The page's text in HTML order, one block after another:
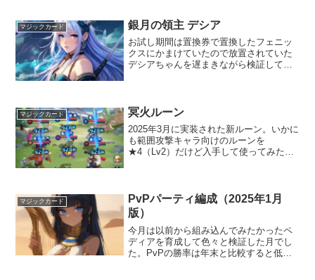
クリスタ概要制御されて...
マジックカード 銀月の領主 デシア
お試し期間は置換券で置換したフェニッ
クスにかまけていたので放置されていた
デシアちゃんを遅まきながら検証してみ
と怒気というシステムと超...
マジックカード 冥火ルーン
2025年3月に実装された新ルーン。いかに
も範囲攻撃キャラ向けのルーンを
★4（Lv2）だけど入手して使ってみたの
する。最大10スタ...
マジックカード
PvPパーティ編成（2025年1月
版）
今月は以前から組み込んでみたかったペ
ディアを育成して色々と検証した月でし
た。PvPの勝率は年末と比較すると低下